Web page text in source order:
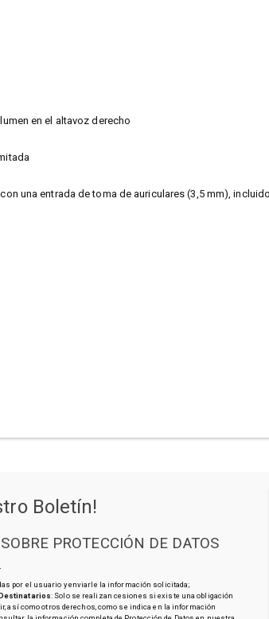
en el altavoz derecho
una entrada de toma de auriculares (3,5 mm),
Boletín!
PROTECCIÓN DE DATOS
por el usuario y enviarle la información solicitada;
: Solo se realizan cesiones si existe una obligación
así como otros derechos, como se indica en la información